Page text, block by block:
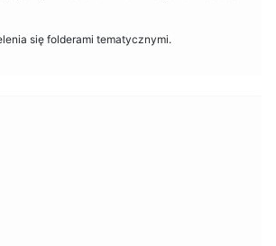
się folderami tematycznymi.